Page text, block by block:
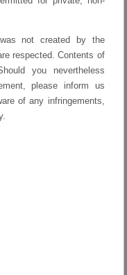
not created by the
respected. Contents of
you nevertheless
please inform us
of any infringements,